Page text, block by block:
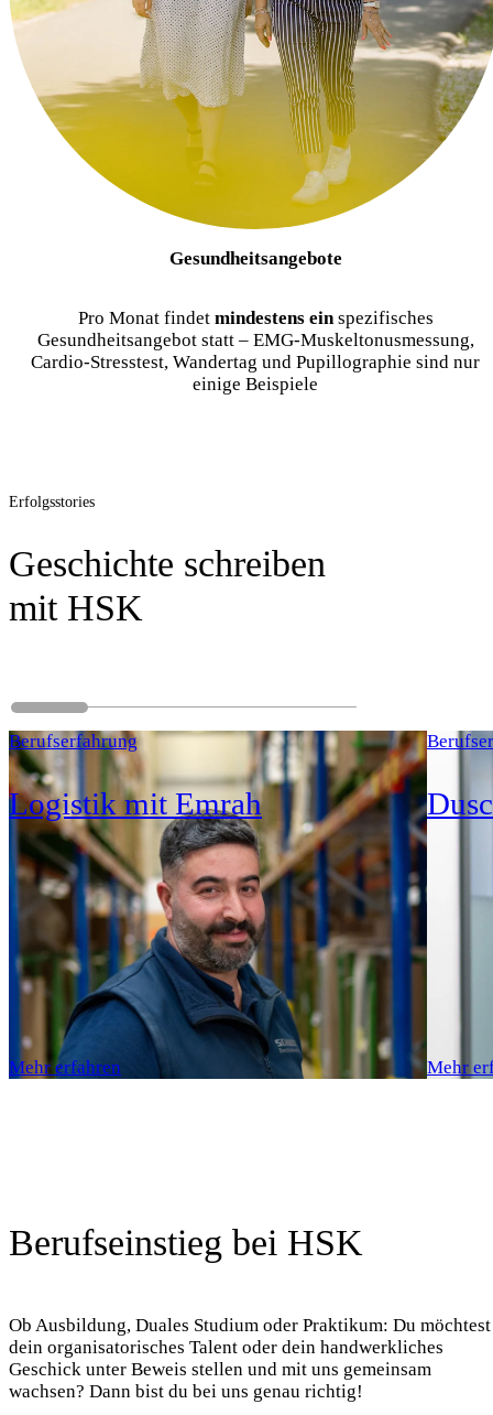
Gesundheitsangebote
Pro Monat findet mindestens einspezifisches
Gesundheitsangebot statt – EMG-Muskeltonusmessung,
Cardio-Stresstest, Wandertag und Pupillographie sind nur
einige Beispiele
Erfolgsstories
Geschichte schreiben
mit HSK
Berufserfahrung
Logistik mit Emrah
Mehr erfahren Mehr
Berufseinstieg bei HSK
Ob Ausbildung, Duales Studium oder Praktikum: Du möchtest
dein organisatorisches Talent oder dein handwerkliches
Geschick unter Beweis stellen und mit uns gemeinsam
wachsen? Dann bist du bei uns genau richtig!